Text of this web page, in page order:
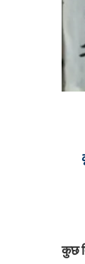
कुछ